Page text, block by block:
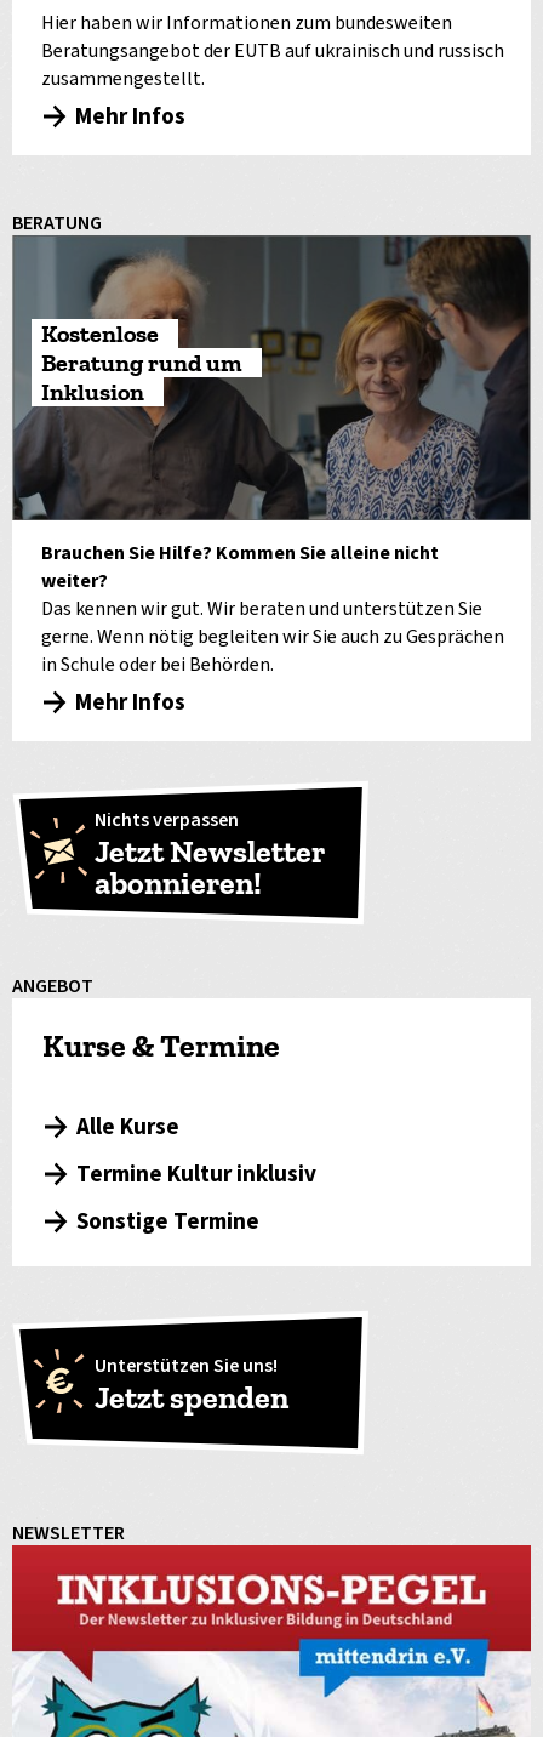
Hier haben wir Informationen zum bundesweiten
Beratungsangebot der EUTB auf ukrainisch und russisch
zusammengestellt.
Mehr Infos
BERATUNG
Kostenlose
Beratung rund um
Inklusion
Brauchen Sie Hilfe? Kommen Sie alleine nicht
weiter?
Das kennen wir gut. Wir beraten und unterstützen Sie
gerne. Wenn nötig begleiten wir Sie auch zu Gesprächen
in Schule oder bei Behörden.
Mehr Infos
Nichts verpassen
Jetzt Newsletter
abonnieren!
ANGEBOT
Kurse & Termine
Alle Kurse
Termine Kultur inklusiv
Sonstige Termine
Unterstützen Sie uns!
Jetzt spenden
NEWSLETTER